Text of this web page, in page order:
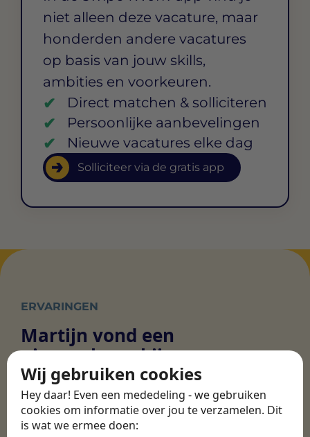
Wij gebruiken cookies
Hey daar! Even een mededeling - we gebruiken
cookies om informatie over jou te verzamelen. Dit
is wat we ermee doen:
niet alleen deze vacature, maar
honderden andere vacatures
op basis van jouw skills,
ambities en voorkeuren.
Direct matchen & solliciteren
Persoonlijke aanbevelingen
Nieuwe vacatures elke dag
Solliciteer via de gratis app
ERVARINGEN
Martijn vond een
nieuwe baan bij
CBEE
Door Swipe4Work heb ik op een hele